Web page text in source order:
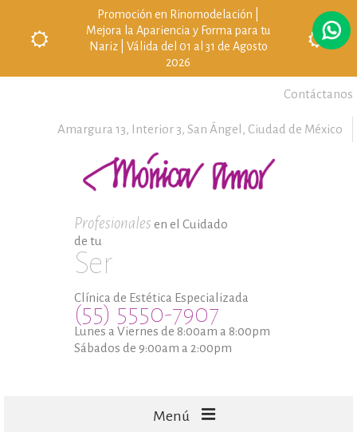
Promoción en Rinomodelación |
Mejora la Apariencia y Forma para tu
Nariz | Válida del 01 al 31 de Agosto
2026
Contáctanos
Amargura 13, Interior 3, San Ángel, Ciudad de México
Profesionales en el Cuidado
de tu
Ser
Clínica de Estética Especializada
(55) 5550-7907
Lunes a Viernes de 8:00am a 8:00pm
Sábados de 9:00am a 2:00pm
Menú